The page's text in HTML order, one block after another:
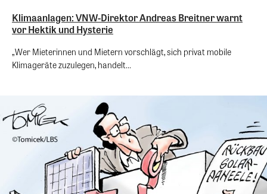
Klimaanlagen: VNW-Direktor Andreas Breitner warnt
vor Hektik und Hysterie
„Wer Mieterinnen und Mietern vorschlägt, sich privat mobile
Klimageräte zuzulegen, handelt...